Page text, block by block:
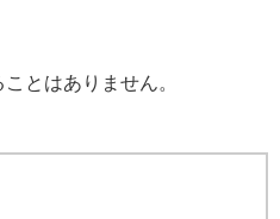
とはありません。